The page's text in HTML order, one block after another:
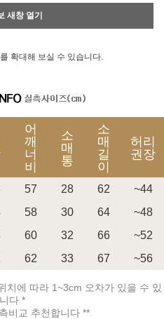
새창 열기
확대해 보실 수 있습니다.
어
깨
너
비
소
매
통
소
매
길
이
허리
권장
57 28 62
~44
58 30 64
~48
60 32 66
~52
62 33 67 ~56
치에 따라 1~3cm 오차가 있을 수 있
다 *
비교 추천합니다 **